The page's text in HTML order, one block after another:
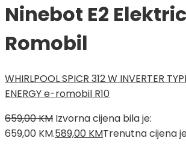
Ninebot E2
Romobil
WHIRLPOOL SPICR 312 W INVERTER
ENERGY e-romobil R10
659,00KM Izvorna cijena bila je:
659,00 KM.589,00 KMTrenutna cijena